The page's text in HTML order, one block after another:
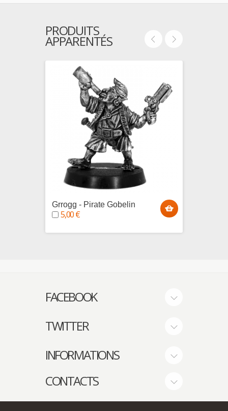
PRODUITS
APPARENTÉS
Grrogg - Pirate Gobelin
5,00 €
FACEBOOK
TWITTER
INFORMATIONS
CONTACTS